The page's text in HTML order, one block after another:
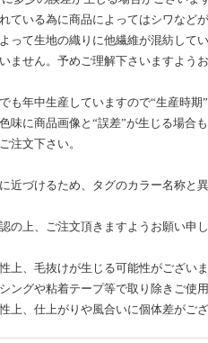
ている為に商品によってはシワなど
って生地の織りに他繊維が混紡して
ません。予めご理解下さいますようお
も年中生産していますので“生産時期
味に商品画像と“誤差”が生じる場合も
注文下さい。
近づけるため、タグのカラー名称と異
の上、ご注文頂きますようお願い申し
上、毛抜けが生じる可能性がござい
ングや粘着テープ等で取り除きご使用
上、仕上がりや風合いに個体差がござ